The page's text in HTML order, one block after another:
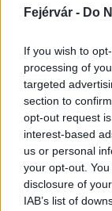
Fejérvár - Do
If you wish to
processing of
targeted
section to
opt-out request
interest-based
us or personal
your opt-out.
disclosure of
IAB’s list of
szabályzatot!
LEGFRISSEBB